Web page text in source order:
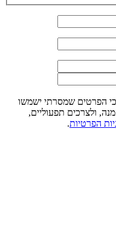
הפרטים שמסרתי ישמשו
ולצרכים תפעוליים,
הפרטיות.